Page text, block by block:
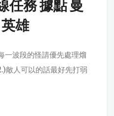
任務 據點 曼
雄
一波段的怪請優先處理熘
敵人可以的話最好先打弱